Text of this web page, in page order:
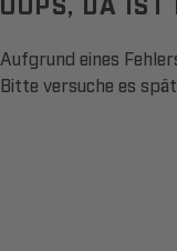
Aufgrund eines
Bitte versuche es